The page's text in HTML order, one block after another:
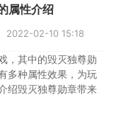
属性介绍
2022-02-10 15:18
，其中的毁灭独尊勋
多种属性效果，为玩
绍毁灭独尊勋章带来